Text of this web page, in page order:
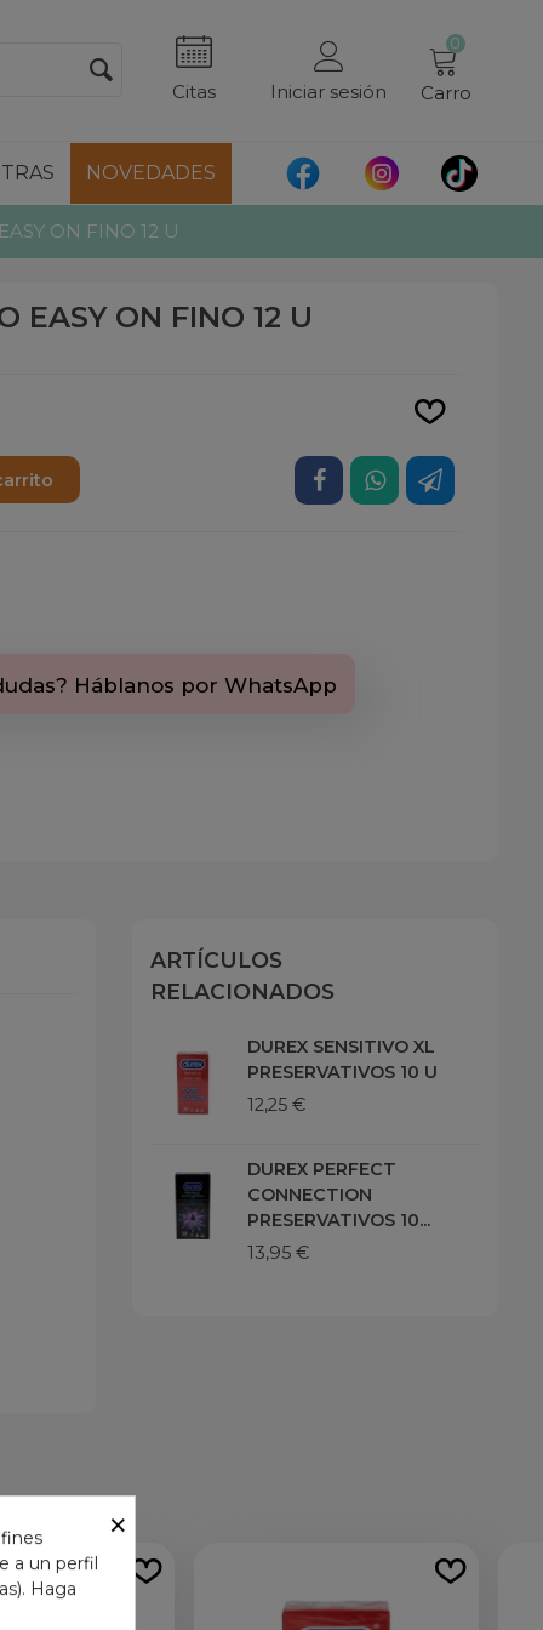
Citas Iniciar sesión
0
Carro
NOVEDADES
ON FINO 12 U
EASY ON FINO 12 U
Háblanos por WhatsApp
ARTÍCULOS
RELACIONADOS
DUREX SENSITIVO XL
PRESERVATIVOS 10 U
12,25 €
DUREX PERFECT
CONNECTION
PRESERVATIVOS 10...
13,95 €
×
a un perfil
Haga